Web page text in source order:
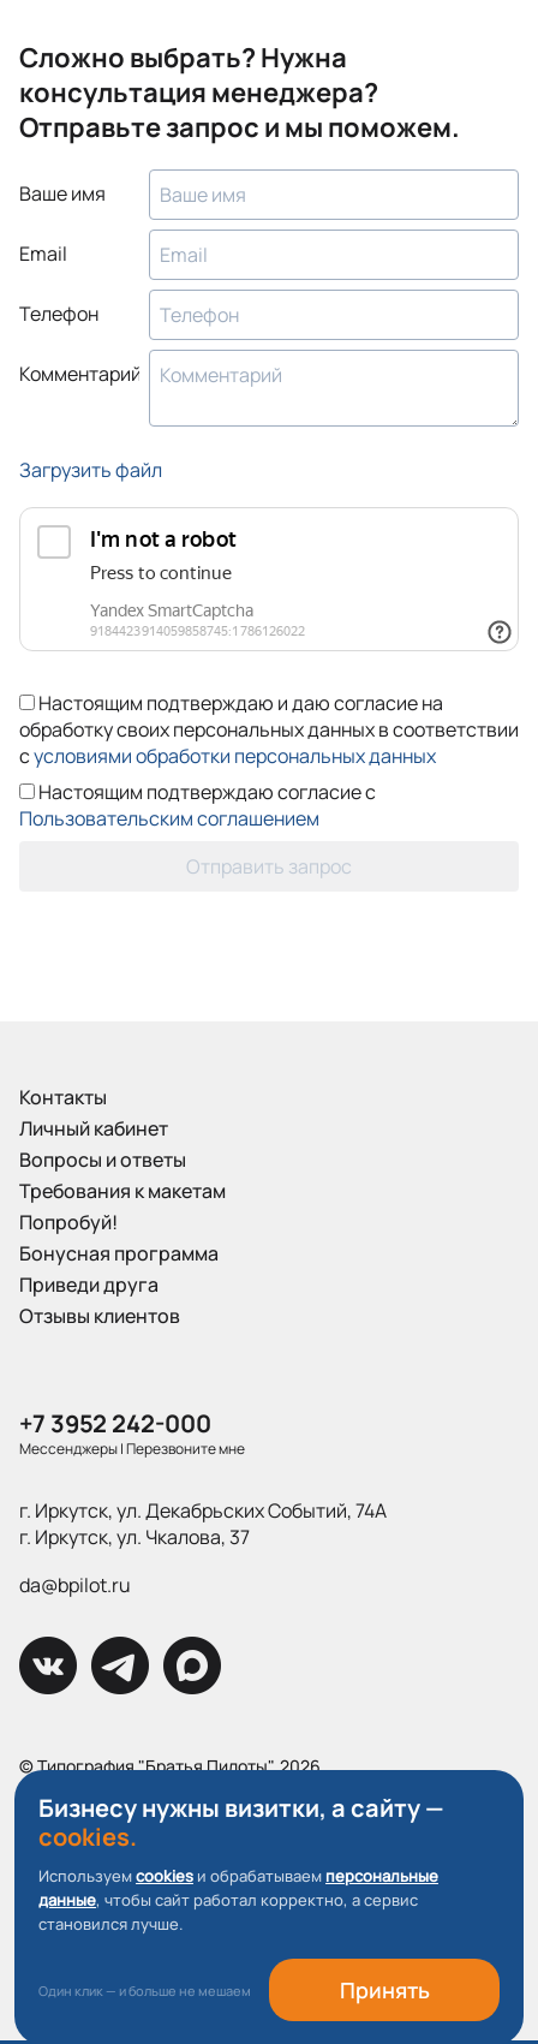
Сложно выбрать? Нужна
консультация менеджера?
Отправьте запрос и мы поможем.
Ваше имя
Email
Телефон
Комментарий
Загрузить файл
Настоящим подтверждаю и даю согласие на
обработку своих персональных данных в соответствии
сусловиями обработки персональных данных
Настоящим подтверждаю согласие с
Пользовательским соглашением
Отправить запрос
Контакты
Личный кабинет
Вопросы и ответы
Требования к макетам
Попробуй!
Бонусная программа
Приведи друга
Отзывы клиентов
+7 3952 242-000
Мессенджеры|Перезвоните мне
г. Иркутск, ул. Декабрьских Событий, 74А
г. Иркутск, ул. Чкалова, 37
da@bpilot.ru
© Типография "Братья Пилоты", 2026
Все права защищены.
Политика конфиденциальности
Пользовательское соглашение
О файлах Cookie
Бизнесу нужны визитки, а сайту —
cookies.
Используемcookies и обрабатываем персональные
данные, чтобы сайт работал корректно, а сервис
становился лучше.
Один клик — и больше не мешаем Принять